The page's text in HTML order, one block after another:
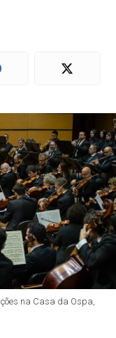
na Casa da Ospa,